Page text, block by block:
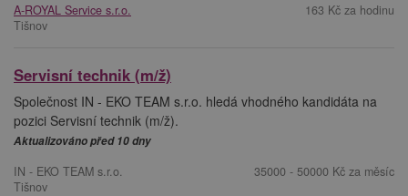
A-ROYAL Service s.r.o.
Tišnov
163 Kč za hodinu
Servisní technik (m/ž)
Společnost IN - EKO TEAM s.r.o. hledá vhodného kandidáta na
pozici Servisní technik (m/ž).
Aktualizováno před 10 dny
IN - EKO TEAM s.r.o.
Tišnov
35000 - 50000 Kč za měsíc